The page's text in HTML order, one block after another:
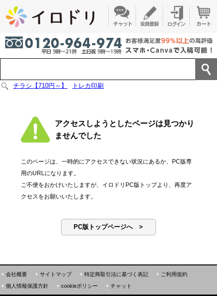
チラシ【710円～】 トレカ印刷
アクセスしようとしたページは見つかり
ませんでした
このページは、一時的にアクセスできない状況にあるか、PC版専
用のURLになります。
ご不便をおかけいたしますが、イロドリPC版トップより、再度ア
クセスをお願いいたします。
PC版トップページへ >
会社概要 サイトマップ 特定商取引法に基づく表記
ご利用規約
個人情報保護方針
cookieポリシー チャット